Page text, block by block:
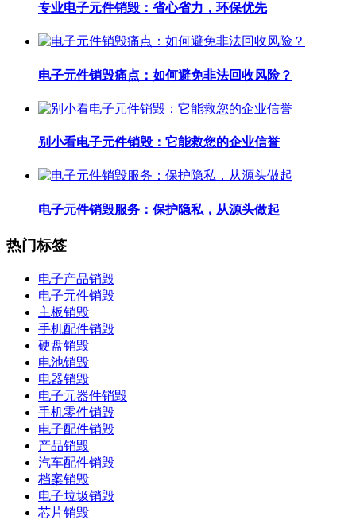
专业电子元件销毁：省心省力，环保优先
电子元件销毁痛点：如何避免非法回收风险？
别小看电子元件销毁：它能救您的企业信誉
电子元件销毁服务：保护隐私，从源头做起
热门标签
电子产品销毁
电子元件销毁
主板销毁
手机配件销毁
硬盘销毁
电池销毁
电器销毁
电子元器件销毁
手机零件销毁
电子配件销毁
产品销毁
汽车配件销毁
档案销毁
电子垃圾销毁
芯片销毁